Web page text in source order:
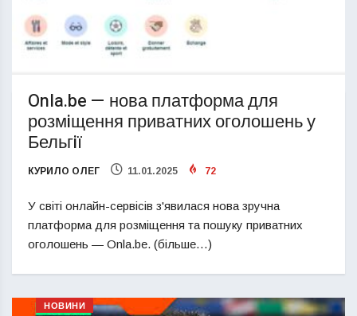
Onla.be — нова платформа для
розмiщення приватних оголошень у
Бельгiї
КУРИЛО ОЛЕГ 11.01.2025 72
У свiтi онлайн-сервiсiв з'явилася нова зручна
платформа для розмiщення та пошуку приватних
оголошень — Onla.be. (більше…)
НОВИНИ